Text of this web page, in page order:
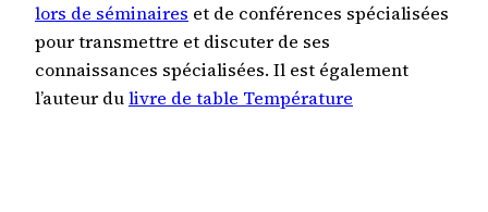
lors de séminaires et de conférences spécialisées
pour transmettre et discuter de ses
connaissances spécialisées. Il est également
l’auteur dulivre de table Température